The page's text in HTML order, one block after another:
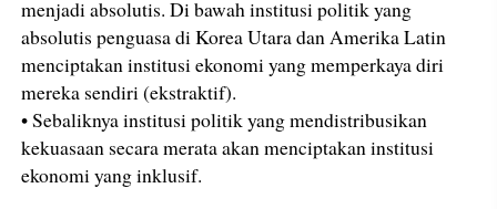
menjadi absolutis. Di bawah institusi politik yang
absolutis penguasa di Korea Utara dan Amerika Latin
menciptakan institusi ekonomi yang memperkaya diri
mereka sendiri (ekstraktif).
• Sebaliknya institusi politik yang mendistribusikan
kekuasaan secara merata akan menciptakan institusi
ekonomi yang inklusif.